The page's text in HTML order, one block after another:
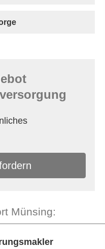
Münsing: